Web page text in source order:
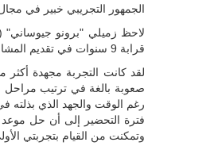
الجمهور التجريبي خبير في
قرابة 9 سنوات في تقديم المشاركين على المنصة، فدعاني لإلقاء كلمة.
لقد كانت التجربة مجهدة
صعوبة بالغة في ترتيب مراحل
رغم الوقت والجهد الذي بذلته
فترة التحضير إلى أن حل
وتمكنت من القيام بتجربتي